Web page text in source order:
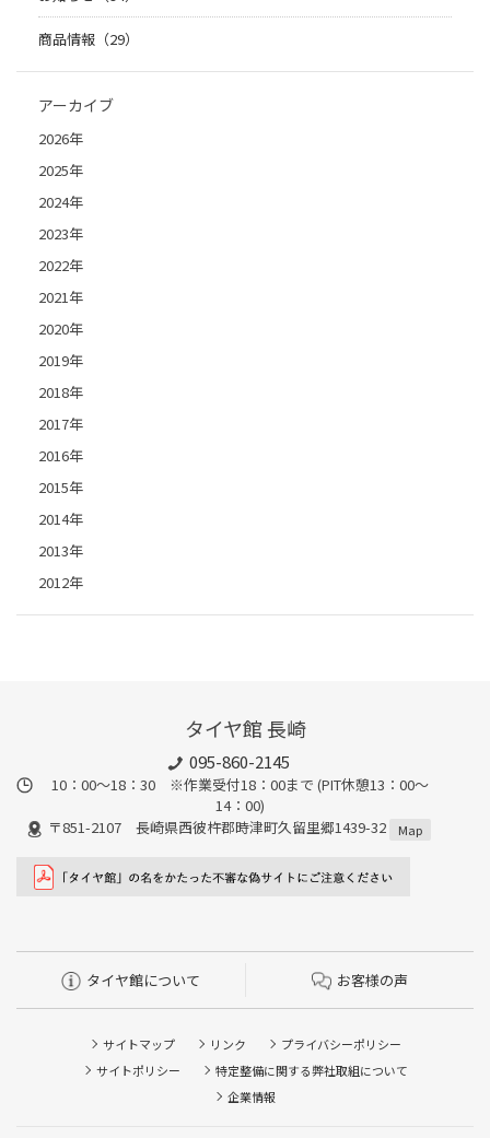
商品情報（29）
アーカイブ
2026年
2025年
2024年
2023年
2022年
2021年
2020年
2019年
2018年
2017年
2016年
2015年
2014年
2013年
2012年
タイヤ館 長崎
095-860-2145
10：00～18：30 ※作業受付18：00まで (PIT休憩13：00～
14：00)
〒851-2107 長崎県西彼杵郡時津町久留里郷1439-32
Map
タイヤ館について お客様の声
サイトマップ リンク
プライバシーポリシー
サイトポリシー
特定整備に関する弊社取組について
企業情報